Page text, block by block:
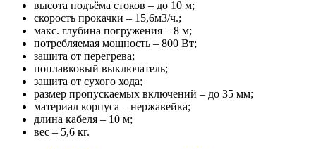
высота подъёма стоков – до 10 м;
скорость прокачки – 15,6м3/ч.;
макс. глубина погружения – 8 м;
потребляемая мощность – 800 Вт;
защита от перегрева;
поплавковый выключатель;
защита от сухого хода;
размер пропускаемых включений – до 35 мм;
материал корпуса – нержавейка;
длина кабеля – 10 м;
вес – 5,6 кг.